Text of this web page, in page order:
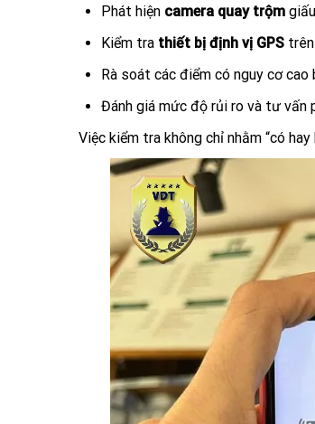
Phát hiện camera quay trộm
Kiểm tra thiết bị định vị GPS
Rà soát các điểm có nguy cơ
Đánh giá mức độ rủi ro và tư vấn
Việc kiểm tra không chỉ nhằm “có